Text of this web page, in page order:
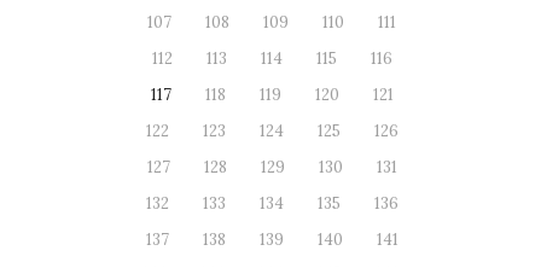
107
108 109 110
111
112
113 114 115
116
117
118 119 120
121
122
123 124 125
126
127
128 129 130
131
132
133 134 135
136
137
138 139 140
141